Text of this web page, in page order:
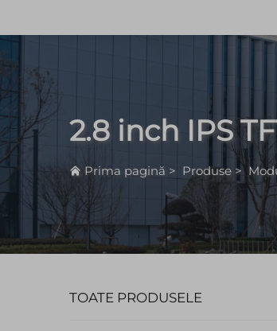
2.8 inch IPS
Prima pagină > Produse >
TOATE PRODUSELE